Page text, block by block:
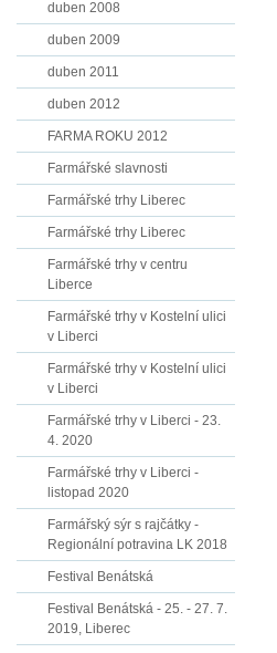
duben 2008
duben 2009
duben 2011
duben 2012
FARMA ROKU 2012
Farmářské slavnosti
Farmářské trhy Liberec
Farmářské trhy Liberec
Farmářské trhy v centru
Liberce
Farmářské trhy v Kostelní ulici
v Liberci
Farmářské trhy v Kostelní ulici
v Liberci
Farmářské trhy v Liberci - 23.
4. 2020
Farmářské trhy v Liberci -
listopad 2020
Farmářský sýr s rajčátky -
Regionální potravina LK 2018
Festival Benátská
Festival Benátská - 25. - 27. 7.
2019, Liberec